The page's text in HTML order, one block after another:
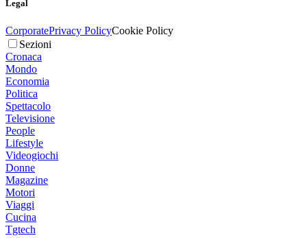
Legal
CorporatePrivacy PolicyCookie Policy
Sezioni
Cronaca
Mondo
Economia
Politica
Spettacolo
Televisione
People
Lifestyle
Videogiochi
Donne
Magazine
Motori
Viaggi
Cucina
Tgtech